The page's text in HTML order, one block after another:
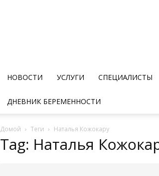
НОВОСТИ УСЛУГИ СПЕЦИАЛИСТЫ
ДНЕВНИК БЕРЕМЕННОСТИ
Домой Теги Наталья Кожокару
Tag: Наталья